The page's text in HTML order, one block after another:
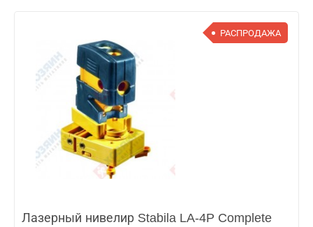
РАСПРОДАЖА
Лазерный нивелир Stabila LA-4P Complete